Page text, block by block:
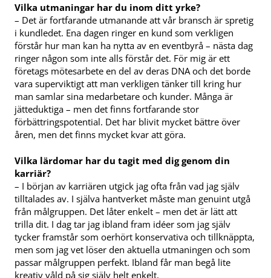
Vilka utmaningar har du inom ditt yrke?
– Det är fortfarande utmanande att vår bransch är spretig
i kundledet. Ena dagen ringer en kund som verkligen
förstår hur man kan ha nytta av en eventbyrå – nästa dag
ringer någon som inte alls förstår det. För mig är ett
företags mötesarbete en del av deras DNA och det borde
vara superviktigt att man verkligen tänker till kring hur
man samlar sina medarbetare och kunder. Många är
jätteduktiga – men det finns fortfarande stor
förbättringspotential. Det har blivit mycket bättre över
åren, men det finns mycket kvar att göra.
Vilka lärdomar har du tagit med dig genom din
karriär?
– I början av karriären utgick jag ofta från vad jag själv
tilltalades av. I själva hantverket måste man genuint utgå
från målgruppen. Det låter enkelt – men det är lätt att
trilla dit. I dag tar jag ibland fram idéer som jag själv
tycker framstår som oerhört konservativa och tillknäppta,
men som jag vet löser den aktuella utmaningen och som
passar målgruppen perfekt. Ibland får man begå lite
kreativ våld på sig själv helt enkelt.